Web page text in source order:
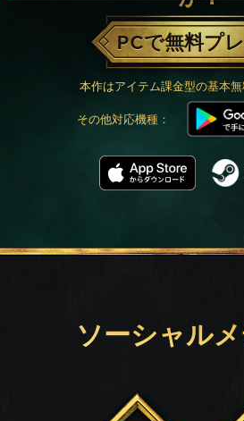
PCで無料プ
本作はアイテム課金型の基本
その他対応機種：
ソーシャル